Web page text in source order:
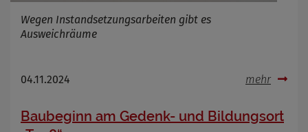
Wegen Instandsetzungsarbeiten gibt es
Ausweichräume
04.11.2024 mehr
Baubeginn am Gedenk- und Bildungsort